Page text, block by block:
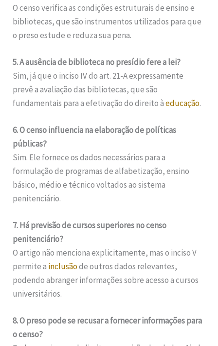
O censo verifica as condições estruturais de ensino e
bibliotecas, que são instrumentos utilizados para que
o preso estude e reduza sua pena.
5. A ausência de biblioteca no presídio fere a lei?
Sim, já que o inciso IV do art. 21-A expressamente
prevê a avaliação das bibliotecas, que são
fundamentais para a efetivação do direito àeducação.
6. O censo influencia na elaboração de políticas
públicas?
Sim. Ele fornece os dados necessários para a
formulação de programas de alfabetização, ensino
básico, médio e técnico voltados ao sistema
penitenciário.
7. Há previsão de cursos superiores no censo
penitenciário?
O artigo não menciona explicitamente, mas o inciso V
permite a inclusãode outros dados relevantes,
podendo abranger informações sobre acesso a cursos
universitários.
8. O preso pode se recusar a fornecer informações para
o censo?